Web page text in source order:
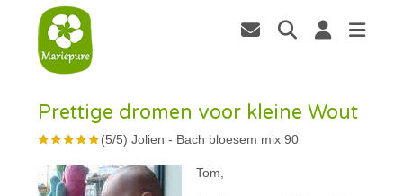
Prettige dromen voor kleine Wout
(5/5)Jolien - Bach bloesem mix 90
Tom,